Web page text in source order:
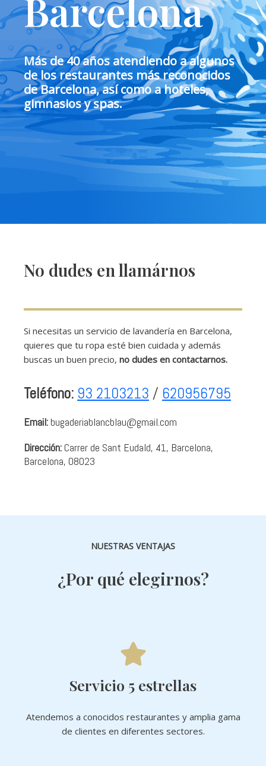
Barcelona
Más de 40 años atendiendo a algunos
de los restaurantes más reconocidos
de Barcelona, así como a hoteles,
gimnasios y spas.
No dudes en llamárnos
Si necesitas un servicio de lavandería en Barcelona,
quieres que tu ropa esté bien cuidada y además
buscas un buen precio, no dudes en contactarnos.
Teléfono: 93 2103213 / 620956795
Email:bugaderiablancblau@gmail.com
Dirección:Carrer de Sant Eudald, 41, Barcelona,
Barcelona, 08023
NUESTRAS VENTAJAS
¿Por qué elegirnos?
Servicio 5 estrellas
Atendemos a conocidos restaurantes y amplia gama
de clientes en diferentes sectores.